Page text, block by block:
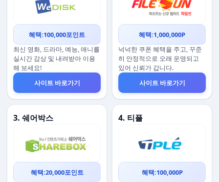
혜택:100,000포인트
최신 영화, 드라마, 예능, 애니를
실시간 감상 및 내려받아 이용
해 보세요!
사이트 바로가기
혜택:1,000,000P
넉넉한 쿠폰 혜택을 주고, 꾸준
히 안정적으로 오래 운영되고
있어 신뢰가 갑니다.
사이트 바로가기
3. 쉐어박스
혜택:20,000포인트
4. 티플
혜택:100,000P